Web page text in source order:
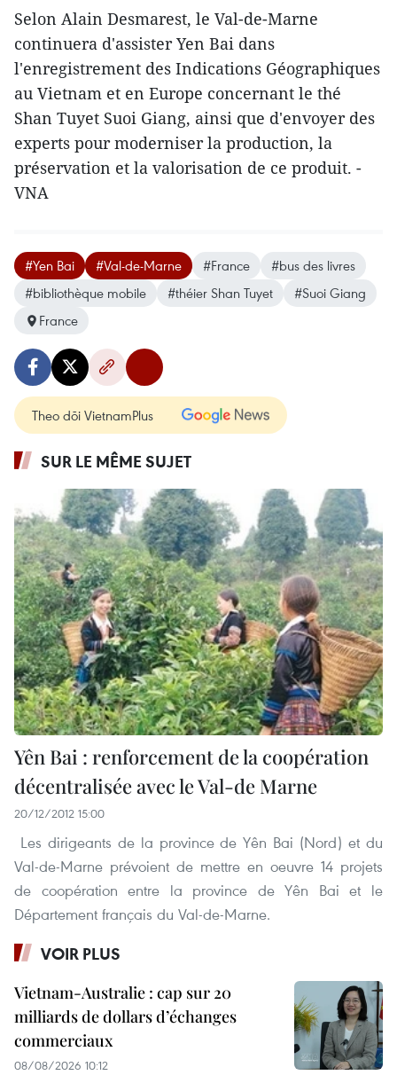
Selon Alain Desmarest, le Val-de-Marne
continuera d'assister ​Yen Bai dans
l'enregistrement des Indications Géographiques
au Vietnam et en Europe concernant le thé
Shan Tuyet Suoi Giang, ainsi que d'envoyer des
experts pour moderniser la production, la
préservation et la valorisation de ce produit. -
VNA
#Yen Bai #Val-de-Marne #France
#bus des livres
#bibliothèque mobile
#théier Shan Tuyet
#Suoi Giang
France
Theo dõi VietnamPlus
SUR LE MÊME SUJET
Yên Bai : renforcement de la coopération
décentralisée avec le Val-de Marne
20/12/2012 15:00
Les dirigeants de la province de Yên Bai (Nord) et du
Val-de-Marne prévoient de mettre en oeuvre 14 projets
de coopération entre la province de Yên Bai et le
Département français du Val-de-Marne.
VOIR PLUS
Vietnam-Australie : cap sur 20
milliards de dollars d’échanges
commerciaux
08/08/2026 10:12